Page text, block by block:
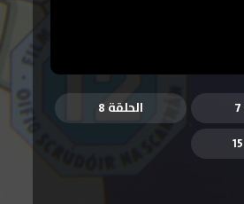
الحلقة 8